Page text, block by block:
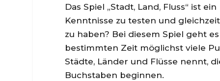
Das Spiel „Stadt, Land, Fluss“ ist
Kenntnisse zu testen und
zu haben? Bei diesem Spiel geht
bestimmten Zeit möglichst viele
Städte, Länder und Flüsse nennt,
Buchstaben beginnen.